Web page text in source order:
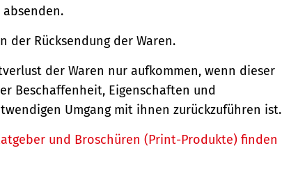
Rücksendung der Waren.
der Waren nur aufkommen, wenn dieser
Beschaffenheit, Eigenschaften und
Umgang mit ihnen zurückzuführen ist.
und Broschüren (Print-Produkte) finden